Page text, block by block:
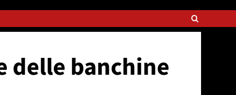
delle banchine